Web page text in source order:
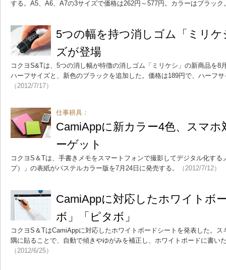
する。A5、A6、A7の3サイズで価格は262円～577円。カラーはブラック
5つの幅を持つ消しゴム「ミリ
ズが登場
コクヨS&Tは、5つの消し幅が特徴の消しゴム「ミリケシ」の新商品を8
ハーフサイズと、新色のブラックを追加した。価格は189円で、ハーフ
（2012/7/17）
仕事耕具：
CamiAppに新カラー4色、スマ
ーゲット
コクヨS＆Tは、手書きメモをスマートフォンで撮影してデジタル化する
プ）」の表紙がパステルカラー版を7月24日に発売する。
（2012/7/12）
CamiAppに対応したホワイトボ
ボ」「ピタボ」
コクヨS＆TはCamiAppに対応したホワイトボードシートを発表した。
隅に貼ることで、自動で傾きやゆがみを補正し、ホワイトボードに書い
（2012/6/25）